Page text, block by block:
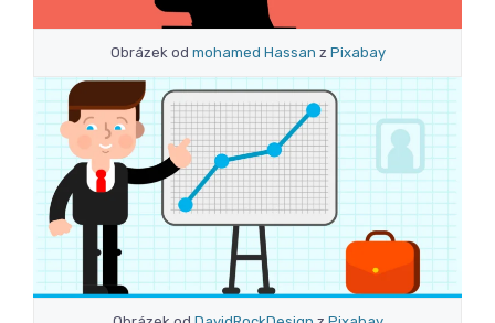
Obrázek od mohamed Hassan z Pixabay